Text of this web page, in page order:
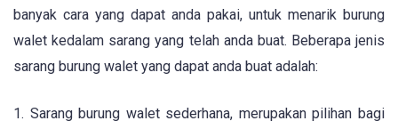
banyak cara yang dapat anda pakai, untuk menarik burung
walet kedalam sarang yang telah anda buat. Beberapa jenis
sarang burung walet yang dapat anda buat adalah:
1. Sarang burung walet sederhana, merupakan pilihan bagi